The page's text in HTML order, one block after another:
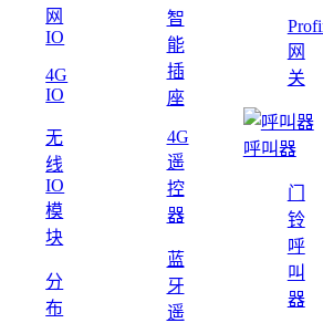
网
IO
4G
IO
无
线
IO
模
块
分
布
智
能
插
座
4G
遥
控
器
蓝
牙
遥
网
关
呼叫器
门
铃
呼
叫
器